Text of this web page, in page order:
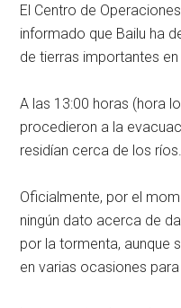
El Centro de
informado que Bailu ha
de tierras importantes
A las 13:00 horas (hora
procedieron a la
residían cerca de los ríos.
Oficialmente, por el
ningún dato acerca de
por la tormenta, aunque
en varias ocasiones